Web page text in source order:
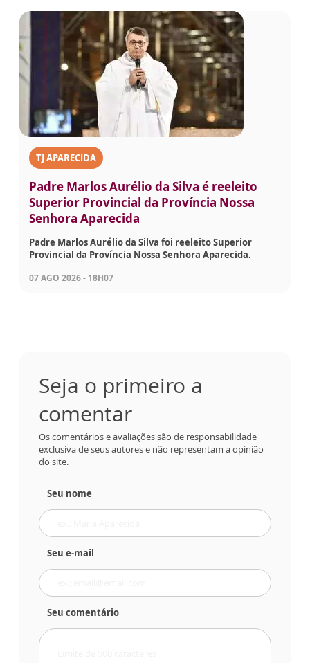
TJ APARECIDA
Padre Marlos Aurélio da Silva é reeleito
Superior Provincial da Província Nossa
Senhora Aparecida
Padre Marlos Aurélio da Silva foi reeleito Superior
Provincial da Província Nossa Senhora Aparecida.
07 AGO 2026 - 18H07
Seja o primeiro a
comentar
Os comentários e avaliações são de responsabilidade
exclusiva de seus autores e não representam a opinião
do site.
Seu nome
Seu e-mail
Seu comentário